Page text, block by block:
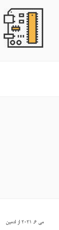
نوشته‌شده
می 6, 2021 از ادمین